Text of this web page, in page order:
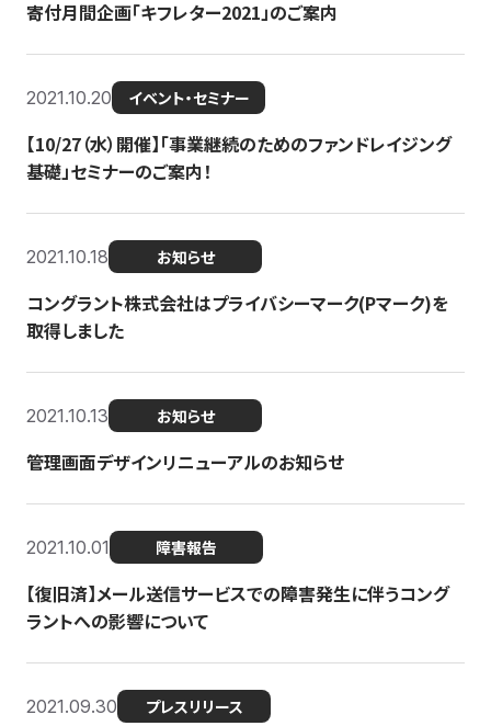
寄付月間企画「キフレター2021」のご案内
2021.10.20 イベント・セミナー
【10/27（水）開催】「事業継続のためのファンドレイジング
基礎」セミナーのご案内！
2021.10.18 お知らせ
コングラント株式会社はプライバシーマーク(Pマーク)を
取得しました
2021.10.13 お知らせ
管理画面デザインリニューアルのお知らせ
2021.10.01 障害報告
【復旧済】メール送信サービスでの障害発生に伴うコング
ラントへの影響について
2021.09.30 プレスリリース